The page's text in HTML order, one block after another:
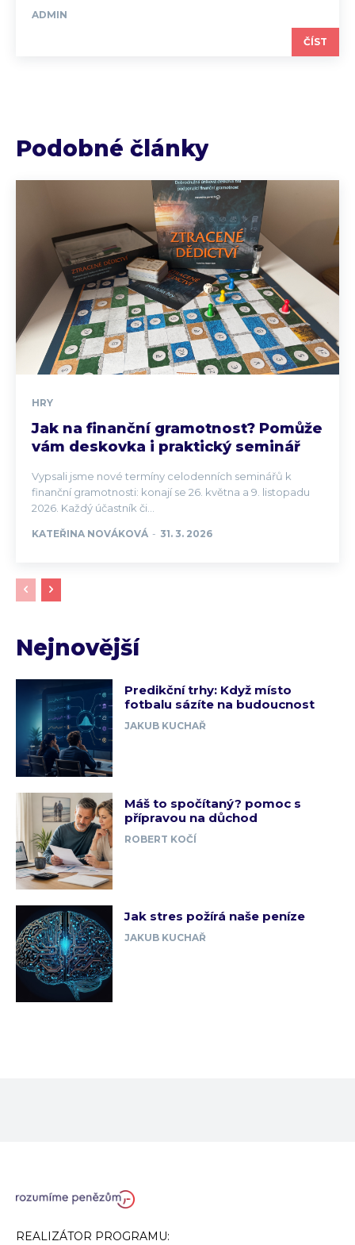
ADMIN
ČÍST
Podobné články
HRY
Jak na finanční gramotnost? Pomůže
vám deskovka i praktický seminář
Vypsali jsme nové termíny celodenních seminářů k
finanční gramotnosti: konají se 26. května a 9. listopadu
2026. Každý účastník či...
KATEŘINA NOVÁKOVÁ - 31. 3. 2026
Nejnovější
Predikční trhy: Když místo
fotbalu sázíte na budoucnost
JAKUB KUCHAŘ
Máš to spočítaný? pomoc s
přípravou na důchod
ROBERT KOČÍ
Jak stres požírá naše peníze
JAKUB KUCHAŘ
REALIZÁTOR PROGRAMU: